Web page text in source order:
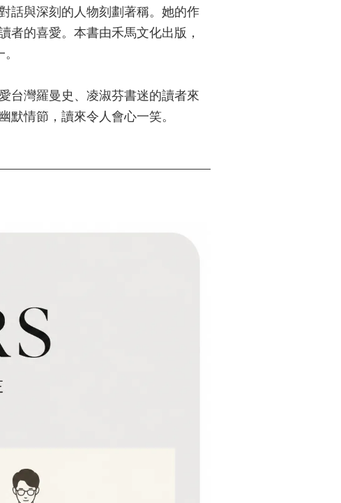
話與深刻的人物刻劃著稱。她的作
者的喜愛。本書由禾馬文化出版，
台灣羅曼史、凌淑芬書迷的讀者來
情節，讀來令人會心一笑。